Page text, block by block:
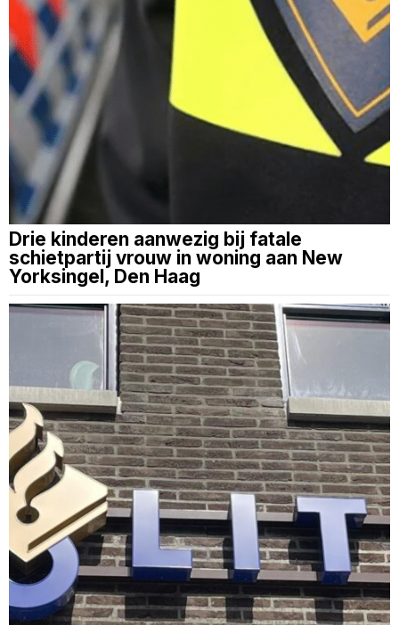
Drie kinderen aanwezig bij fatale
schietpartij vrouw in woning aan New
Yorksingel, Den Haag